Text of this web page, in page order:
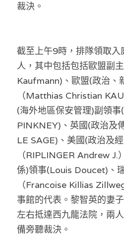
裁決。
截至上午9時，排隊領取
人，其中包括包括歐盟副
Kaufmann)、歐盟(政治、
（Matthias Christian
(海外地區保安管理)副領
PINKNEY)、英國(政治及
LE SAGE)、美國(政治及
（RIPLINGER Andrew J.
係)領事(Louis Doucet)、
（Francoise Killias
事館的代表。黎智英的妻
左右抵達西九龍法院，兩
備旁聽裁決。